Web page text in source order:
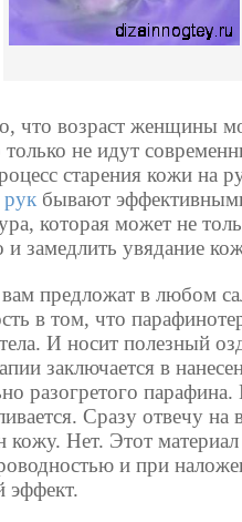
что возраст женщины
не идут
старения кожи на
бывают
которая может не
замедлить увядание
предложат в любом
в том, что
И носит полезный
заключается в
разогретого
Сразу отвечу на
Нет. Этот материал
и при
эффект.